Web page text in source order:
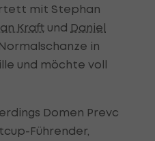
mit Stephan
Kraft und Daniel
in
und möchte voll
Domen Prevc
Führender,